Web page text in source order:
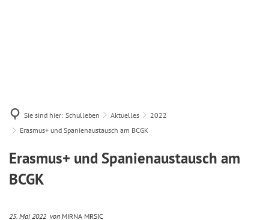
Sie sind hier: Schulleben Aktuelles
2022
Erasmus+ und Spanienaustausch am BCGK
Erasmus+ und Spanienaustausch am
BCGK
25. Mai 2022 von MIRNA MRSIC